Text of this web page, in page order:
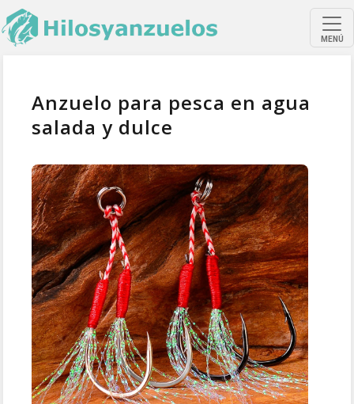
MENÚ
Anzuelo para pesca en agua
salada y dulce